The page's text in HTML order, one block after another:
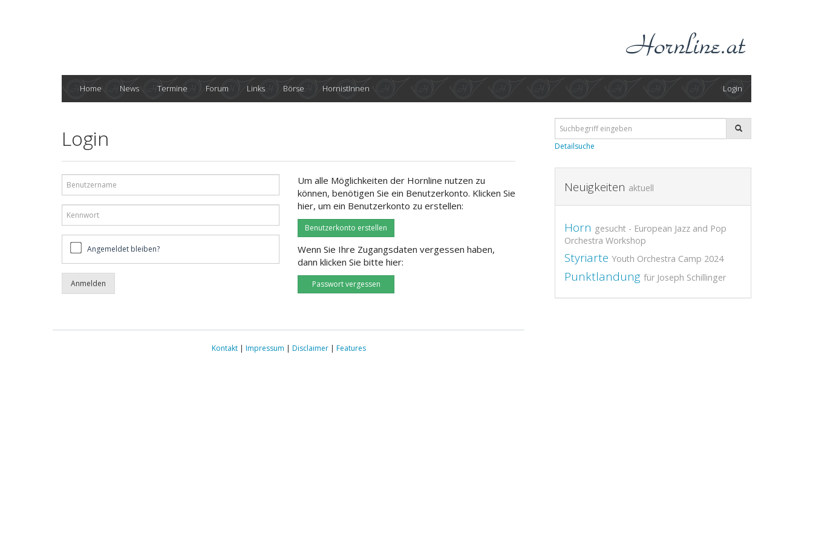
Home News Termine Forum Links Börse HornistInnen Login
Login
bleiben?Angemeldet bleiben?
Um alle Möglichkeiten der Hornline nutzen zu
können, benötigen Sie ein Benutzerkonto. Klicken Sie
hier, um ein Benutzerkonto zu erstellen:
Benutzerkonto erstellen
Wenn Sie Ihre Zugangsdaten vergessen haben,
dann klicken Sie bitte hier:
Passwort vergessen
Detailsuche
Neuigkeiten aktuell
Horn gesucht - European Jazz and Pop
Orchestra Workshop
Styriarte Youth Orchestra Camp 2024
Punktlandung für Joseph Schillinger
Kontakt| Impressum | Disclaimer| Features